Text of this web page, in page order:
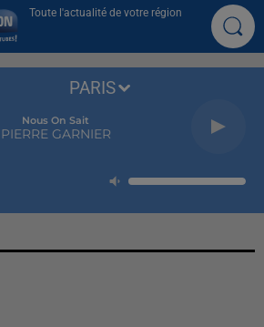
Toute l'actualité de votre région
Nous On Sait
PIERRE GARNIER
PARIS